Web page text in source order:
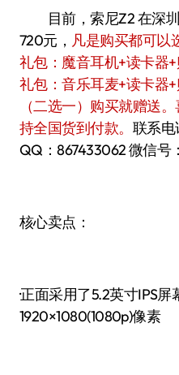
目前，索尼Z2 在深圳
720元， 凡是购买都可以
礼包：魔音耳机+读卡器
礼包：音乐耳麦+读卡器
（二选一）购买就赠送
持全国货到付款。 联系电
QQ：867433062 微信号
核心卖点：
·正面采用了5.2英寸IPS
1920×1080(1080p)像素